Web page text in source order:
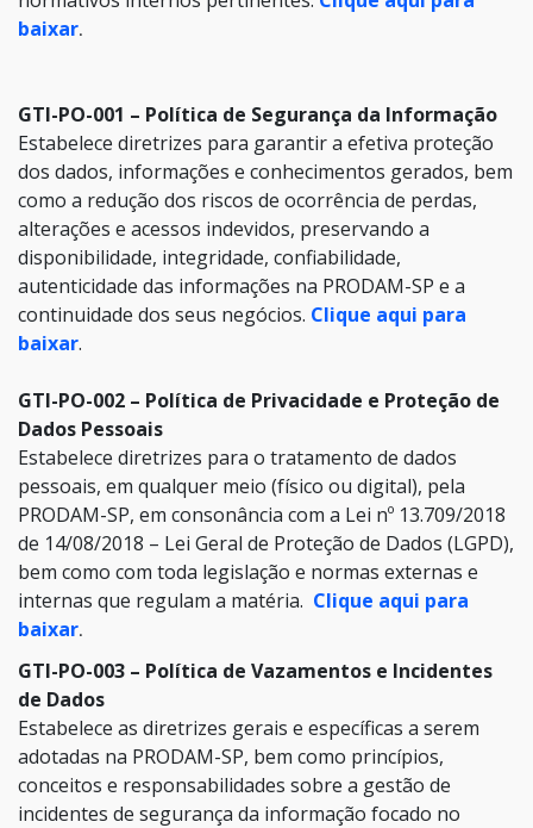
baixar.
GTI-PO-001 – Política de Segurança da Informação
Estabelece diretrizes para garantir a efetiva proteção
dos dados, informações e conhecimentos gerados, bem
como a redução dos riscos de ocorrência de perdas,
alterações e acessos indevidos, preservando a
disponibilidade, integridade, confiabilidade,
autenticidade das informações na PRODAM-SP e a
continuidade dos seus negócios. Clique aqui para
baixar.
GTI-PO-002 – Política de Privacidade e Proteção de
Dados Pessoais
Estabelece diretrizes para o tratamento de dados
pessoais, em qualquer meio (físico ou digital), pela
PRODAM-SP, em consonância com a Lei nº 13.709/2018
de 14/08/2018 – Lei Geral de Proteção de Dados (LGPD),
bem como com toda legislação e normas externas e
internas que regulam a matéria. Clique aqui para
baixar.
GTI-PO-003 – Política de Vazamentos e Incidentes
de Dados
Estabelece as diretrizes gerais e específicas a serem
adotadas na PRODAM-SP, bem como princípios,
conceitos e responsabilidades sobre a gestão de
incidentes de segurança da informação focado no